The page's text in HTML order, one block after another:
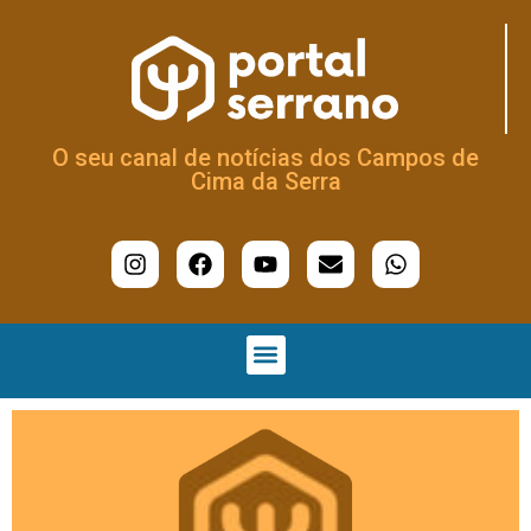
O seu canal de notícias dos Campos de
Cima da Serra